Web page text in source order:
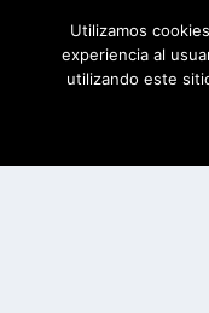
Utilizamos
experiencia al
utilizando este